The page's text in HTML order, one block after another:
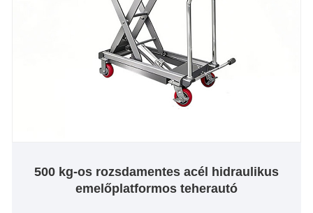
500 kg-os rozsdamentes acél hidraulikus
emelőplatformos teherautó